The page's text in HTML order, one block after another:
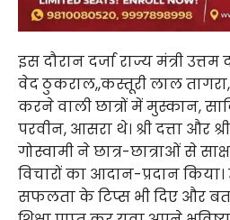
इस दौरान दर्जा राज्य मंत्री उत्तम
वेद ठुकराल,,कस्तूरी लाल
करने वाली छात्रों में मुस्कान,
परवीन, आसरा थे। श्री दत्ता और
गोस्वामी ने छात्र-छात्राओं से
विचारों का आदान-प्रदान किया।
सफलता के टिप्स भी दिए और